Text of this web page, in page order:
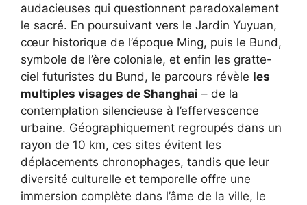
audacieuses qui questionnent paradoxalement
le sacré. En poursuivant vers le Jardin Yuyuan,
cœur historique de l’époque Ming, puis le Bund,
symbole de l’ère coloniale, et enfin les gratte-
ciel futuristes du Bund, le parcours révèle les
multiples visages de Shanghai – de la
contemplation silencieuse à l’effervescence
urbaine. Géographiquement regroupés dans un
rayon de 10 km, ces sites évitent les
déplacements chronophages, tandis que leur
diversité culturelle et temporelle offre une
immersion complète dans l’âme de la ville, le